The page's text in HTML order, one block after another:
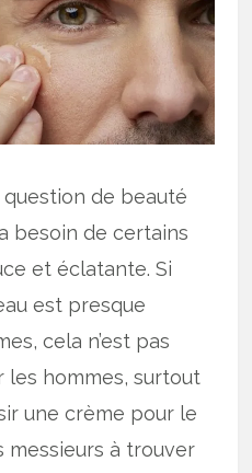
de beauté
besoin de certains
et éclatante. Si
est presque
cela n’est pas
les hommes, surtout
une crème pour le
messieurs à trouver